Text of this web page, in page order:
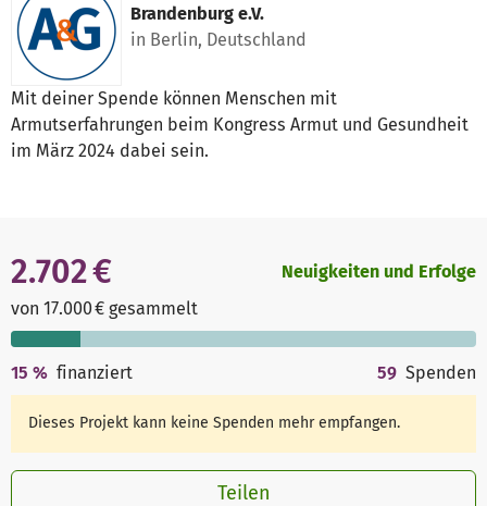
Brandenburg e.V.
in Berlin, Deutschland
Mit deiner Spende können Menschen mit
Armutserfahrungen beim Kongress Armut und Gesundheit
im März 2024 dabei sein.
2.702 €
von 17.000 € gesammelt
Neuigkeiten und Erfolge
15 % finanziert 59 Spenden
Dieses Projekt kann keine Spenden mehr empfangen.
Teilen